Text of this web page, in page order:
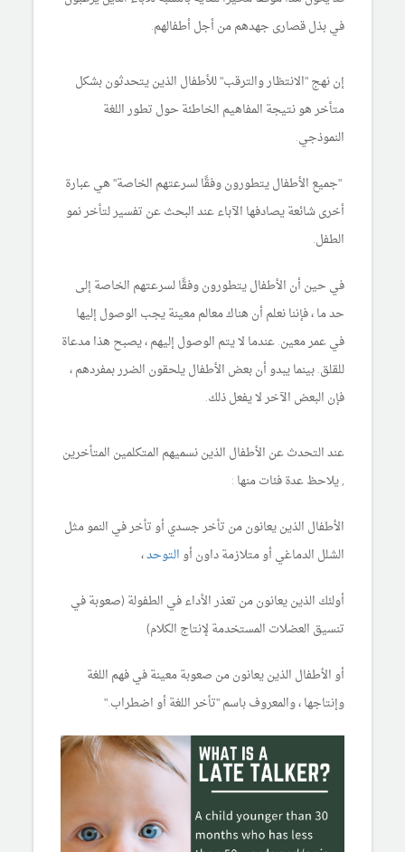
في بذل قصارى جهدهم من أجل أطفالهم.
إن نهج "الانتظار والترقب" للأطفال الذين يتحدثون بشكل
متأخر هو نتيجة المفاهيم الخاطئة حول تطور اللغة
النموذجي.
"جميع الأطفال يتطورون وفقًا لسرعتهم الخاصة" هي عبارة
أخرى شائعة يصادفها الآباء عند البحث عن تفسير لتأخر نمو
الطفل.
في حين أن الأطفال يتطورون وفقًا لسرعتهم الخاصة إلى
حد ما ، فإننا نعلم أن هناك معالم معينة يجب الوصول إليها
في عمر معين. عندما لا يتم الوصول إليهم ، يصبح هذا مدعاة
للقلق. بينما يبدو أن بعض الأطفال يلحقون الضرر بمفردهم ،
فإن البعض الآخر لا يفعل ذلك.
عند التحدث عن الأطفال الذين نسميهم المتكلمين المتأخرين
, يلاحظ عدة فئات منها :
الأطفال الذين يعانون من تأخر جسدي أو تأخر في النمو مثل
الشلل الدماغي أو متلازمة داون أوالتوحد،
أولئك الذين يعانون من تعذر الأداء في الطفولة (صعوبة في
تنسيق العضلات المستخدمة لإنتاج الكلام)
أو الأطفال الذين يعانون من صعوبة معينة في فهم اللغة
وإنتاجها ، والمعروف باسم "تأخر اللغة أو اضطراب."